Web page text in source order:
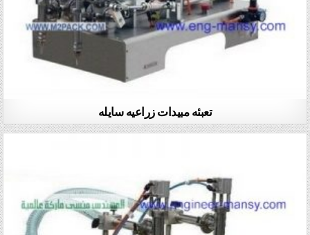
تعبئه مبيدات زراعيه سايله